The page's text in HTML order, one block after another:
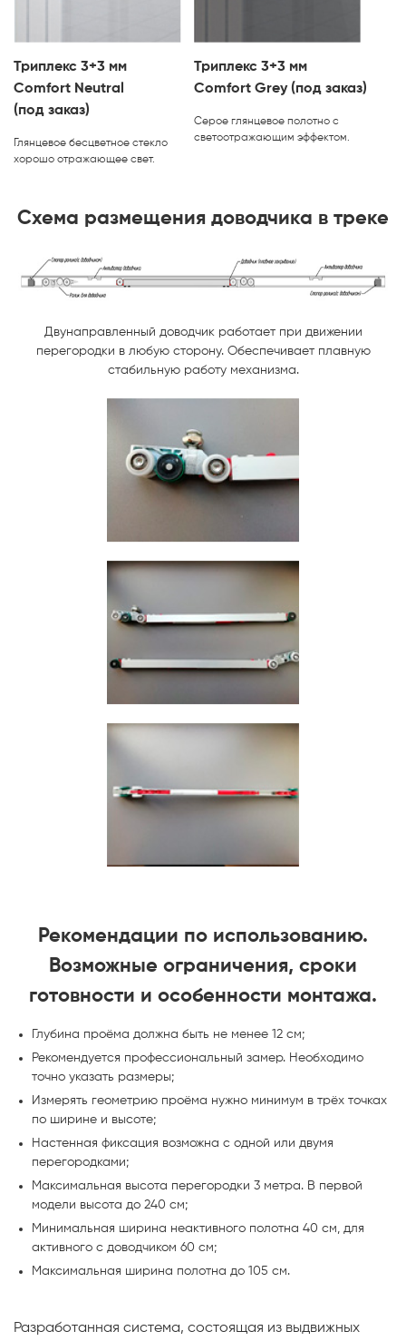
Триплекс 3+3 мм
Comfort Neutral
(под заказ)
Глянцевое бесцветное стекло
хорошо отражающее свет.
Триплекс 3+3 мм
Comfort Grey (под заказ)
Серое глянцевое полотно с
светоотражающим эффектом.
Схема размещения доводчика в треке
Двунаправленный доводчик работает при движении
перегородки в любую сторону. Обеспечивает плавную
стабильную работу механизма.
Рекомендации по использованию.
Возможные ограничения, сроки
готовности и особенности монтажа.
Глубина проёма должна быть не менее 12 см;
Рекомендуется профессиональный замер. Необходимо
точно указать размеры;
Измерять геометрию проёма нужно минимум в трёх точках
по ширине и высоте;
Настенная фиксация возможна с одной или двумя
перегородками;
Максимальная высота перегородки 3 метра. В первой
модели высота до 240 см;
Минимальная ширина неактивного полотна 40 см, для
активного с доводчиком 60 см;
Максимальная ширина полотна до 105 см.
Разработанная система, состоящая из выдвижных